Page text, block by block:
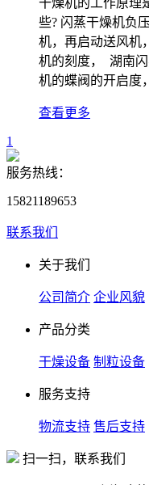
干燥机的工作原理
些? 闪蒸干燥机负
机，再启动送风机
机的刻度， 湖南
机的蝶阀的开启度，
查看更多
1
服务热线：
15821189653
联系我们
关于我们
公司简介 企业风貌
产品分类
干燥设备 制粒设备
服务支持
物流支持 售后支持
扫一扫，联系我们